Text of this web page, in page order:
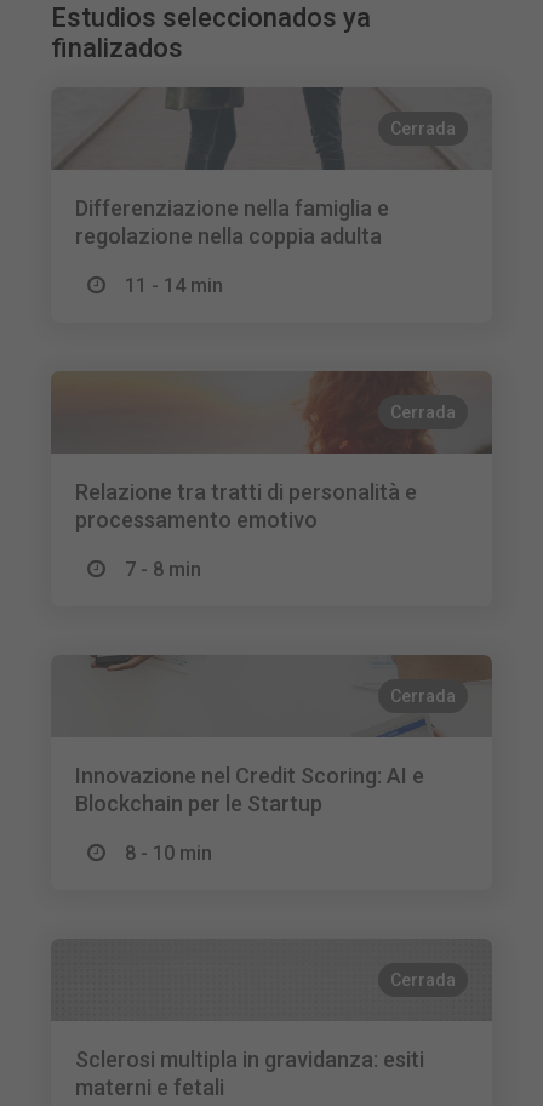
Estudios seleccionados ya
finalizados
Cerrada
Differenziazione nella famiglia e
regolazione nella coppia adulta
11 - 14 min
Cerrada
Relazione tra tratti di personalità e
processamento emotivo
7 - 8 min
Cerrada
Innovazione nel Credit Scoring: AI e
Blockchain per le Startup
8 - 10 min
Cerrada
Sclerosi multipla in gravidanza: esiti
materni e fetali